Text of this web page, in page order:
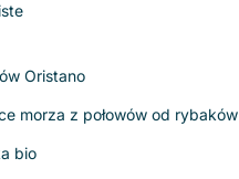
Oristano
morza z połowów od rybaków
bio